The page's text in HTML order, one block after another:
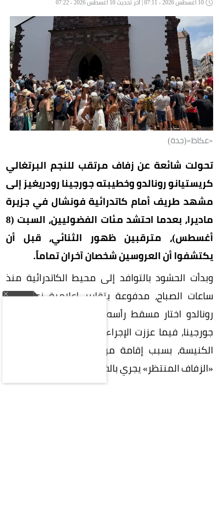
«عكاظ»(جدة)
تحولت شائعة عن زفاف مرتقب للنجم البرتغالي
كريستيانو رونالدو وخطيبته جورجينا رودريغيز إلى
مشهد طريف أمام كاتدرائية فونشال في جزيرة
ماديرا، بعدما احتشد مئات الفضوليين، السبت (8
أغسطس)، مترقبين ظهور الثنائي، قبل أن
يكتشفوا أن العروسين شخصان آخران تماماً.
وبدأت الحشود بالتوافد إلى محيط الكاتدرائية منذ
ساعات الصباح، مدفوعة بتقارير إعلامية زعمت أن
رونالدو اختار مسقط رأسه ماديرا لعقد قرانه على
جورجينا، فيما عززت الإجراءات المنظمة للدخول إلى
الكنيسة، بسبب إقامة مراسم دينية، الاعتقاد بأن
«الزفاف المنتظر» يجري بالفعل في الداخل.